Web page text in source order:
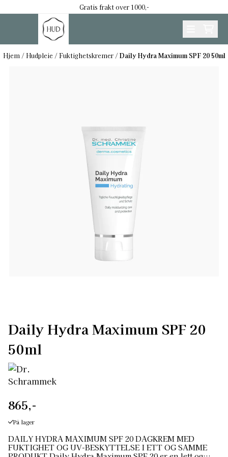
Gratis frakt over 1000,-
Hjem /Hudpleie /Fuktighetskremer /Daily Hydra Maximum SPF 20 50ml
Daily Hydra Maximum SPF 20
50ml
865,-
På lager
DAILY HYDRA MAXIMUM SPF 20 DAGKREM MED
FUKTIGHET OG UV-BESKYTTELSE I ETT OG SAMME